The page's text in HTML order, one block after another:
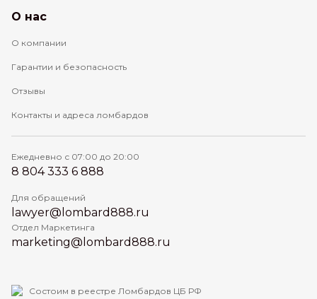
О нас
О компании
Гарантии и безопасность
Отзывы
Контакты и адреса ломбардов
Ежедневно с 07:00 до 20:00
8 804 333 6 888
Для обращений
lawyer@lombard888.ru
Отдел Маркетинга
marketing@lombard888.ru
Состоим в реестре Ломбардов ЦБ РФ